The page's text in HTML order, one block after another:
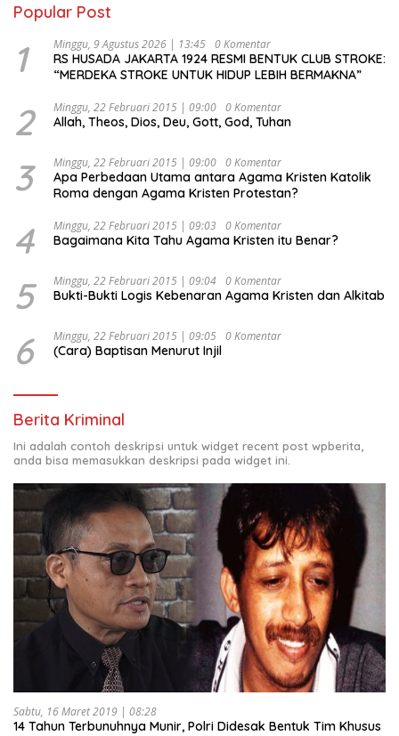
Popular Post
1 Minggu, 9 Agustus 2026 | 13:45 0 Komentar
RS HUSADA JAKARTA 1924 RESMI BENTUK CLUB STROKE:
“MERDEKA STROKE UNTUK HIDUP LEBIH BERMAKNA”
2 Minggu, 22 Februari 2015 | 09:00 0 Komentar
Allah, Theos, Dios, Deu, Gott, God, Tuhan
3 Minggu, 22 Februari 2015 | 09:00 0 Komentar
Apa Perbedaan Utama antara Agama Kristen Katolik
Roma dengan Agama Kristen Protestan?
4 Minggu, 22 Februari 2015 | 09:03 0 Komentar
Bagaimana Kita Tahu Agama Kristen itu Benar?
5 Minggu, 22 Februari 2015 | 09:04 0 Komentar
Bukti-Bukti Logis Kebenaran Agama Kristen dan Alkitab
6 Minggu, 22 Februari 2015 | 09:05 0 Komentar
(Cara) Baptisan Menurut Injil
Berita Kriminal
Ini adalah contoh deskripsi untuk widget recent post wpberita,
anda bisa memasukkan deskripsi pada widget ini.
Sabtu, 16 Maret 2019 | 08:28
14 Tahun Terbunuhnya Munir, Polri Didesak Bentuk Tim Khusus